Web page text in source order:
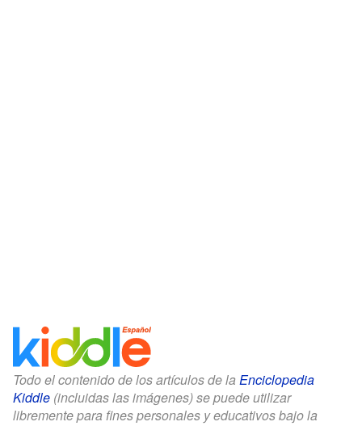
Todo el contenido de los artículos de la Enciclopedia
Kiddle (incluidas las imágenes) se puede utilizar
libremente para fines personales y educativos bajo la